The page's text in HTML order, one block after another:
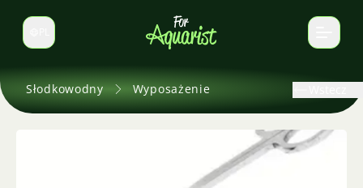
Zmień język
Słodkowodny Wyposażenie